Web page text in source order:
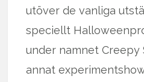
utöver de vanliga
speciellt
under namnet Creepy
annat